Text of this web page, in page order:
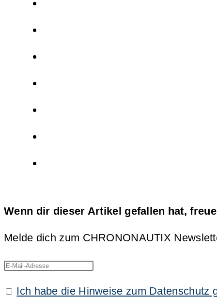
Wenn dir dieser Artikel gefallen hat,
Melde dich zum CHRONONAUTIX
Ich habe die Hinweise zum Datenschutz